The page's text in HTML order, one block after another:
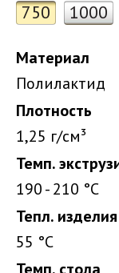
750 1000
Материал
Полилактид
Плотность
1,25 г/см³
Темп.
190 - 210 °С
Тепл. изделия
55 °C